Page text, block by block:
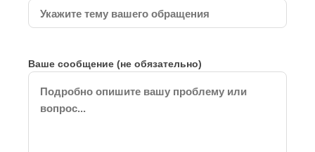
Ваше сообщение (не обязательно)